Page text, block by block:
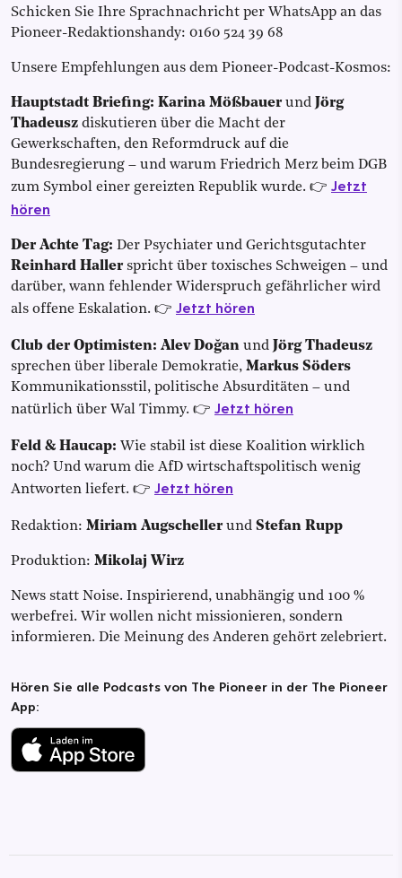
Schicken Sie Ihre Sprachnachricht per WhatsApp an das
Pioneer-Redaktionshandy: 0160 524 39 68
Unsere Empfehlungen aus dem Pioneer-Podcast-Kosmos:
Hauptstadt Briefing: Karina Mößbauerund Jörg
Thadeusz diskutieren über die Macht der
Gewerkschaften, den Reformdruck auf die
Bundesregierung – und warum Friedrich Merz beim DGB
zum Symbol einer gereizten Republik wurde. 👉 Jetzt
hören
Der Achte Tag: Der Psychiater und Gerichtsgutachter
Reinhard Hallerspricht über toxisches Schweigen – und
darüber, wann fehlender Widerspruch gefährlicher wird
als offene Eskalation. 👉 Jetzt hören
Club der Optimisten: Alev Doğan und Jörg Thadeusz
sprechen über liberale Demokratie, Markus Söders
Kommunikationsstil, politische Absurditäten – und
natürlich über Wal Timmy. 👉 Jetzt hören
Feld & Haucap: Wie stabil ist diese Koalition wirklich
noch? Und warum die AfD wirtschaftspolitisch wenig
Antworten liefert. 👉 Jetzt hören
Redaktion: Miriam Augschellerund Stefan Rupp
Produktion: Mikolaj Wirz
News statt Noise. Inspirierend, unabhängig und 100 %
werbefrei. Wir wollen nicht missionieren, sondern
informieren. Die Meinung des Anderen gehört zelebriert.
Hören Sie alle Podcasts von The Pioneer in der The Pioneer
App: